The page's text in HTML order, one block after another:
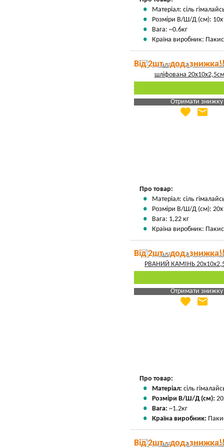
Матеріал: сіль
Розміри В/Ш/Д (см):
Вага: ~0.6кг
Країна виробник:
Від 2шт - дод.
Отримати знижку
Яка Ваша ціна
favorite email
Про товар:
Матеріал: сіль
Розміри В/Ш/Д (см):
Вага: 1,22 кг
Країна виробник:
Від 2шт - дод.
Отримати знижку
Яка Ваша ціна
favorite email
Про товар:
Матеріал: сіль
Розміри В/Ш/Д (см):
Вага: ~1.2кг
Країна виробник:
Від 2шт - дод.